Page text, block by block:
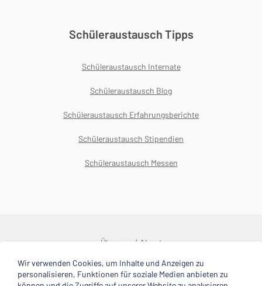
Schüleraustausch Tipps
Schüleraustausch Internate
Schüleraustausch Blog
Schüleraustausch Erfahrungsberichte
Schüleraustausch Stipendien
Schüleraustausch Messen
Über uns About
© 2025 Deutsche Stiftung Völkerverständigung
Wir verwenden Cookies, um Inhalte und Anzeigen zu
personalisieren, Funktionen für soziale Medien anbieten zu